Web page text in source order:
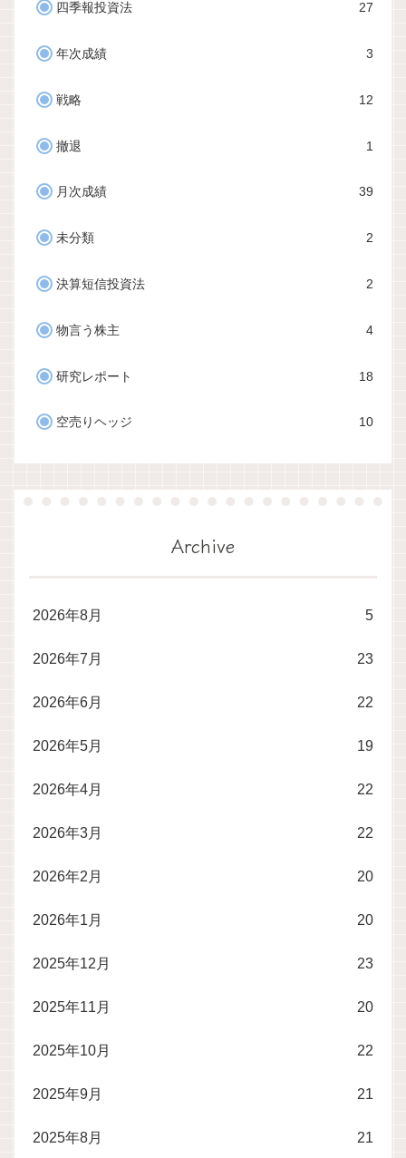
四季報投資法 27
年次成績 3
戦略 12
撤退 1
月次成績 39
未分類 2
決算短信投資法 2
物言う株主 4
研究レポート 18
空売りヘッジ 10
Archive
2026年8月 5
2026年7月 23
2026年6月 22
2026年5月 19
2026年4月 22
2026年3月 22
2026年2月 20
2026年1月 20
2025年12月 23
2025年11月 20
2025年10月 22
2025年9月 21
2025年8月 21